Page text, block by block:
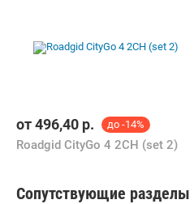
от496,40 р. до -14%
Roadgid CityGo 4 2CH (set 2)
Сопутствующие разделы